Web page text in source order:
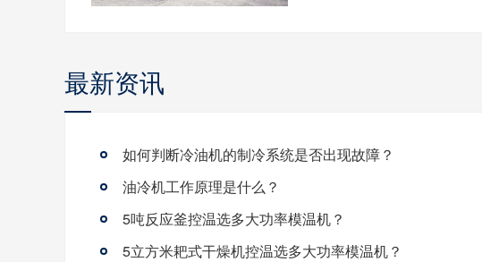
最新资讯
如何判断冷油机的制冷系统是否出现故障？
油冷机工作原理是什么？
5吨反应釜控温选多大功率模温机？
5立方米耙式干燥机控温选多大功率模温机？